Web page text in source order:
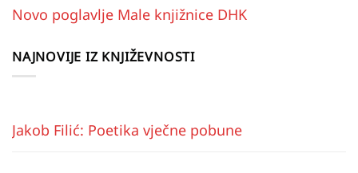
Novo poglavlje Male knjižnice DHK
NAJNOVIJE IZ KNJIŽEVNOSTI
Jakob Filić: Poetika vječne pobune